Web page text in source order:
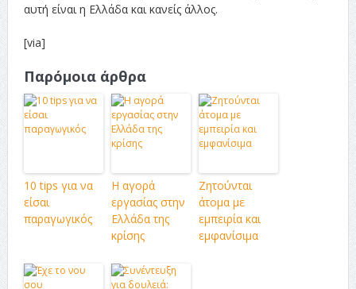
αυτή είναι η Ελλάδα και κανείς άλλος.
[via]
Παρόμοια άρθρα
10 tips για να
είσαι
παραγωγικός
Η αγορά
εργασίας στην
Ελλάδα της
κρίσης
Ζητούνται
άτομα με
εμπειρία και
εμφανίσιμα